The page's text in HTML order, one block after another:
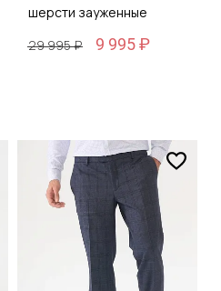
шерсти зауженные
29 995 ₽
9 995 ₽